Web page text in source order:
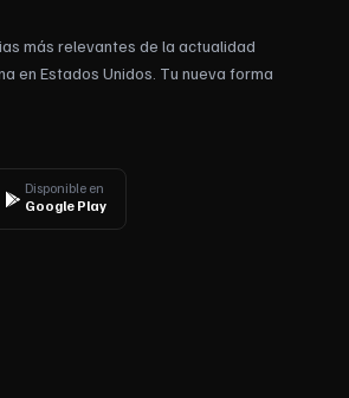
más relevantes de la actualidad
en Estados Unidos. Tu nueva forma
Disponible en
Google Play